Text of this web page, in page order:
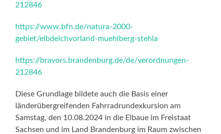
212846
https://www.bfn.de/natura-2000-
gebiet/elbdeichvorland-muehlberg-stehla
https://bravors.brandenburg.de/de/verordnungen-
212846
Diese Grundlage bildete auch die Basis einer
länderübergreifenden Fahrradrundexkursion am
Samstag, den 10.08.2024 in die Elbaue im Freistaat
Sachsen und im Land Brandenburg im Raum zwischen